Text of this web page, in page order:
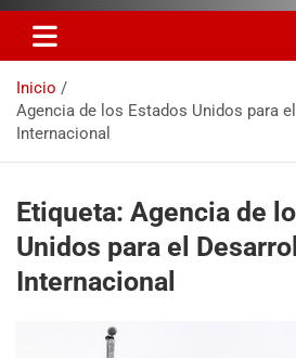
Inicio
Agencia de los Estados Unidos para
Internacional
Etiqueta: Agencia de
Unidos para el
Internacional